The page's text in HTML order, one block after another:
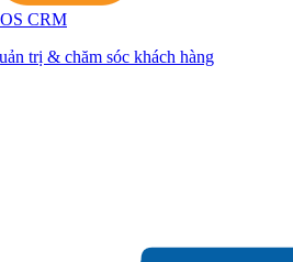
CRM
trị & chăm sóc khách hàng